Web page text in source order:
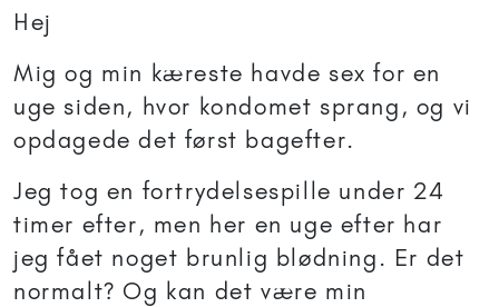
Hej
Mig og min kæreste havde sex for en
uge siden, hvor kondomet sprang, og vi
opdagede det først bagefter.
Jeg tog en fortrydelsespille under 24
timer efter, men her en uge efter har
jeg fået noget brunlig blødning. Er det
normalt? Og kan det være min